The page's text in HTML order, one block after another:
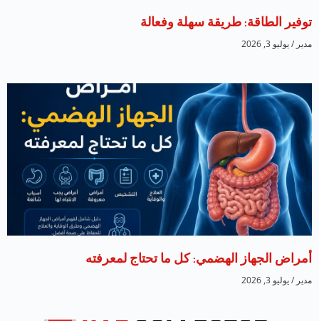
توفير الطاقة: طريقة سهلة وفعالة
مدير يوليو 3, 2026
أمراض الجهاز الهضمي: كل ما تحتاج لمعرفته
مدير يوليو 3, 2026